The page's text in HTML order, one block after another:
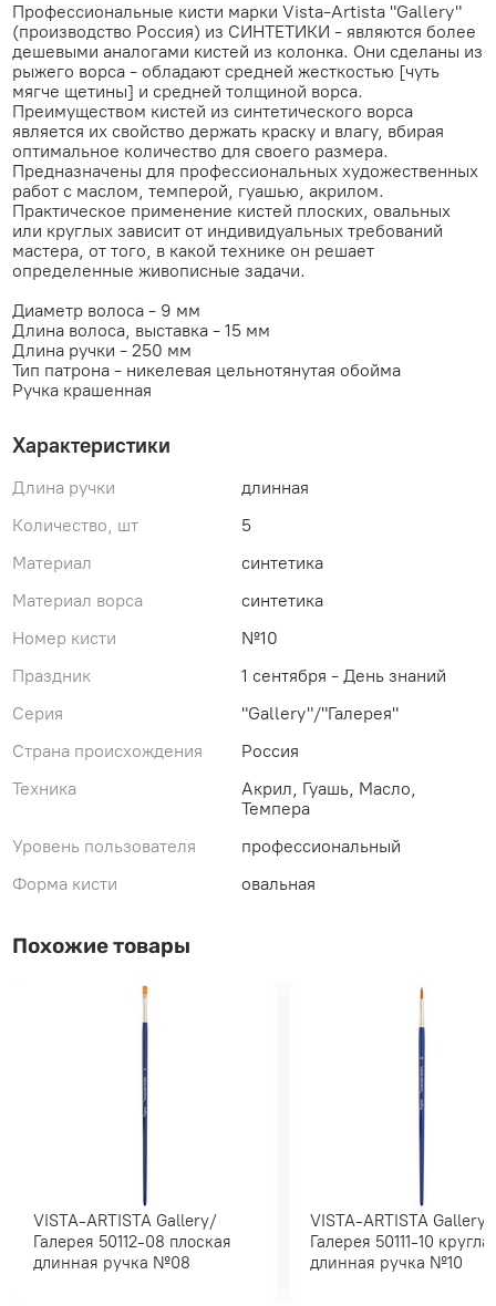
Профессиональные кисти марки Vista-Artista "Gallery"
(производство Россия) из СИНТЕТИКИ - являются более
дешевыми аналогами кистей из колонка. Они сделаны из
рыжего ворса - обладают средней жесткостью [чуть
мягче щетины] и средней толщиной ворса.
Преимуществом кистей из синтетического ворса
является их свойство держать краску и влагу, вбирая
оптимальное количество для своего размера.
Предназначены для профессиональных художественных
работ с маслом, темперой, гуашью, акрилом.
Практическое применение кистей плоских, овальных
или круглых зависит от индивидуальных требований
мастера, от того, в какой технике он решает
определенные живописные задачи.
Диаметр волоса - 9 мм
Длина волоса, выставка - 15 мм
Длина ручки - 250 мм
Тип патрона - никелевая цельнотянутая обойма
Ручка крашенная
Характеристики
Длина ручки
длинная
Количество, шт
5
Материал
синтетика
Материал ворса
синтетика
Номер кисти
№10
Праздник
1 сентября - День знаний
Серия
"Gallery"/"Галерея"
Страна происхождения
Россия
Техника
Акрил, Гуашь, Масло,
Темпера
Уровень пользователя
профессиональный
Форма кисти
овальная
Похожие товары
VISTA-ARTISTA Gallery/
Галерея 50112-08 плоская
длинная ручка №08
VISTA-ARTISTA Gallery/
Галерея 50111-10 круглая
длинная ручка №10